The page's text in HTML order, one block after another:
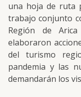
una hoja de ruta
trabajo conjunto
Región de
elaboraron
del turismo
pandemia y las
demandarán los